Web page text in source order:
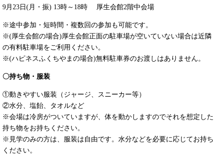
9月23日(月・振) 13時～18時 厚生会館2階中会場
※途中参加・短時間・複数回の参加も可能です。
※(厚生会館の場合)厚生会館正面の駐車場が空いていない場合は近隣
の有料駐車場をご利用ください。
※(ハピネスふくちやまの場合)無料駐車券のお渡しはありません。
〇持ち物・服装
①動きやすい服装（ジャージ、スニーカー等）
②水分、塩飴、タオルなど
※会場は冷房がついていますが、体を動かしますのでそれを想定した
持ち物をお持ちください。
※見学のみの方は、服装は自由です。水分などを必要に応じてお持ち
ください。